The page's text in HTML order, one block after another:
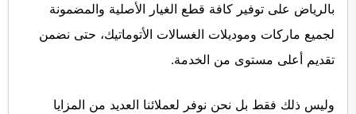
بالرياض على توفير كافة قطع الغيار الأصلية والمضمونة
لجميع ماركات وموديلات الغسالات الأتوماتيك، حتى نضمن
تقديم أعلى مستوى من الخدمة.
وليس ذلك فقط بل نحن نوفر لعملائنا العديد من المزايا